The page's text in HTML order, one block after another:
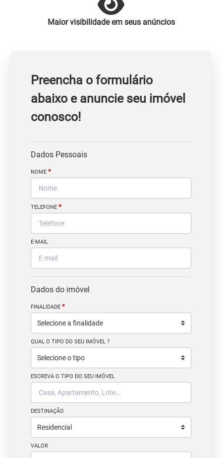
Maior visibilidade em seus anúncios
Preencha o formulário
abaixo e anuncie seu imóvel
conosco!
Dados Pessoais
NOME*
TELEFONE*
E-MAIL
Dados do imóvel
FINALIDADE*
QUAL O TIPO DO SEU IMÓVEL ?
ESCREVA O TIPO DO SEU IMÓVEL
DESTINAÇÃO
VALOR